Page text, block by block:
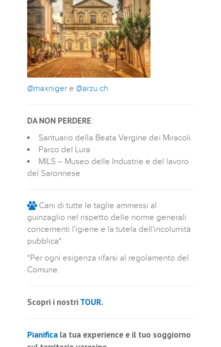
@maxniger e @arzu.ch
DA NON PERDERE:
Santuario della Beata Vergine dei Miracoli
Parco del Lura
MILS – Museo delle Industrie e del lavoro
del Saronnese
Cani di tutte le taglie ammessi al
guinzaglio nel rispetto delle norme generali
concernenti l'igiene e la tutela dell'incolumità
pubblica*
*Per ogni esigenza rifarsi al regolamento del
Comune.
Scopri i nostriTOUR.
Pianifica la tua experience e il tuo soggiorno